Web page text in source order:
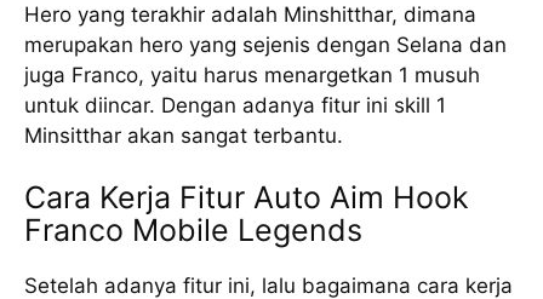
Hero yang terakhir adalah Minshitthar, dimana
merupakan hero yang sejenis dengan Selana dan
juga Franco, yaitu harus menargetkan 1 musuh
untuk diincar. Dengan adanya fitur ini skill 1
Minsitthar akan sangat terbantu.
Cara Kerja Fitur Auto Aim Hook
Franco Mobile Legends
Setelah adanya fitur ini, lalu bagaimana cara kerja